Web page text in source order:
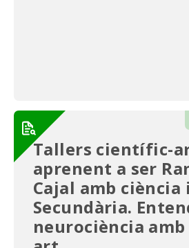
Tallers científic-
aprenent a ser
Cajal amb ciència
Secundària.
neurociència